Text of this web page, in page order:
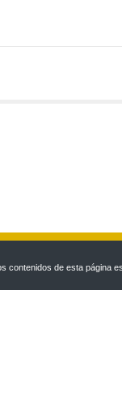
de esta página